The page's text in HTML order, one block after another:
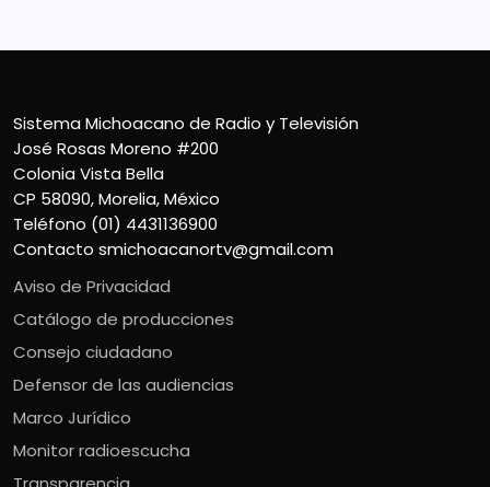
Sistema Michoacano de Radio y Televisión
José Rosas Moreno #200
Colonia Vista Bella
CP 58090, Morelia, México
Teléfono (01) 4431136900
Contacto smichoacanortv@gmail.com
Aviso de Privacidad
Catálogo de producciones
Consejo ciudadano
Defensor de las audiencias
Marco Jurídico
Monitor radioescucha